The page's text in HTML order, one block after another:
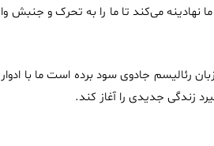
می‌کند تا ما را به تحرک و جنبش وا
رئالیسم جادوی سود برده است ما با ادوار
جدیدی را آغاز کند.